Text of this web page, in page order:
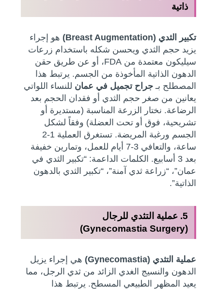
ذاتية
تكبير الثدي (Breast Augmentation)
هو إجراء
يزيد حجم الثدي ويحسن شكله باستخدام زرعات
سيليكون معتمدة من FDA، أو عن طريق حقن
الدهون الذاتية المأخوذة من الجسم. يرتبط هذا
المصطلح بـ جراح تجميل في عمان للنساء اللواتي
يعانين من صغر حجم الثدي أو فقدان الحجم بعد
الرضاعة. نختار الزرعة المناسبة (مستديرة أو
تشريحية، فوق أو تحت العضلة) وفقاً لشكل
الجسم ورغبة المريضة. تستغرق العملية 1-2
ساعة، والتعافي 3-7 أيام للعمل، وتمارين خفيفة
بعد 3 أسابيع. الكلمات الداعمة: “تكبير الثدي في
عمان”، “زراعة ثدي آمنة”، “تكبير الثدي بالدهون
الذاتية”.
5. عملية التثدي للرجال
(Gynecomastia Surgery)
عملية التثدي (Gynecomastia)
هي إجراء يزيل
الدهون والنسيج الغدي الزائد من ثدي الرجل، مما
يعيد المظهر الطبيعي المسطح. يرتبط هذا